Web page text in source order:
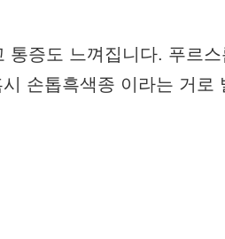
증도 느껴집니다. 푸르
손톱흑색종 이라는 거로